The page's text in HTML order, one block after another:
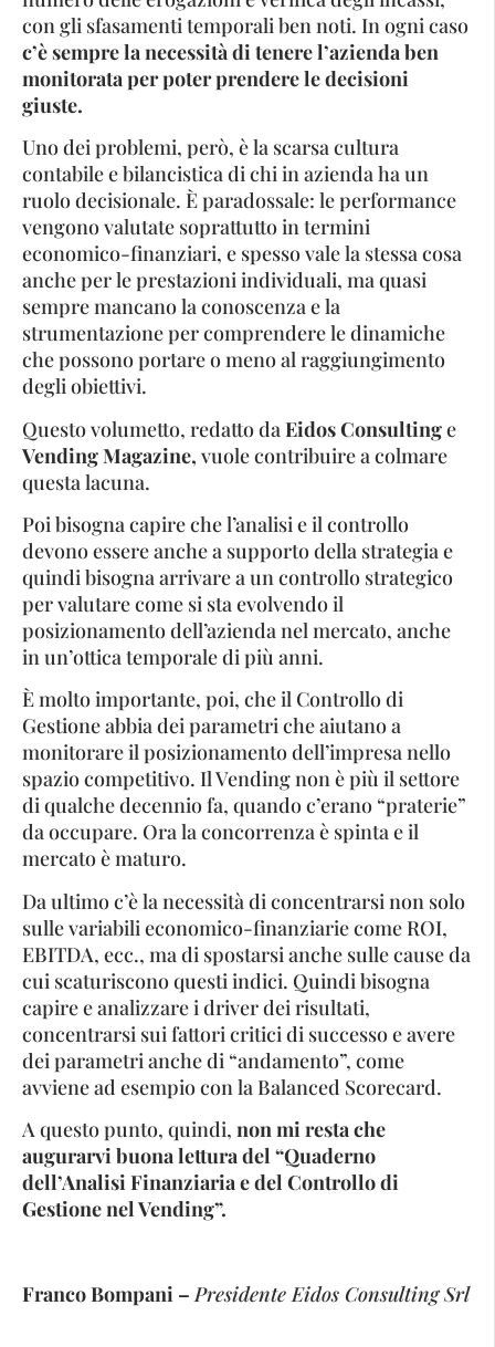
con gli sfasamenti temporali ben noti. In ogni caso
c’è sempre la necessità di tenere l’azienda ben
monitorata per poter prendere le decisioni
giuste.
Uno dei problemi, però, è la scarsa cultura
contabile e bilancistica di chi in azienda ha un
ruolo decisionale. È paradossale: le performance
vengono valutate soprattutto in termini
economico-finanziari, e spesso vale la stessa cosa
anche per le prestazioni individuali, ma quasi
sempre mancano la conoscenza e la
strumentazione per comprendere le dinamiche
che possono portare o meno al raggiungimento
degli obiettivi.
Questo volumetto, redatto da Eidos Consultinge
Vending Magazine, vuole contribuire a colmare
questa lacuna.
Poi bisogna capire che l’analisi e il controllo
devono essere anche a supporto della strategia e
quindi bisogna arrivare a un controllo strategico
per valutare come si sta evolvendo il
posizionamento dell’azienda nel mercato, anche
in un’ottica temporale di più anni.
È molto importante, poi, che il Controllo di
Gestione abbia dei parametri che aiutano a
monitorare il posizionamento dell’impresa nello
spazio competitivo. Il Vending non è più il settore
di qualche decennio fa, quando c’erano “praterie”
da occupare. Ora la concorrenza è spinta e il
mercato è maturo.
Da ultimo c’è la necessità di concentrarsi non solo
sulle variabili economico-finanziarie come ROI,
EBITDA, ecc., ma di spostarsi anche sulle cause da
cui scaturiscono questi indici. Quindi bisogna
capire e analizzare i driver dei risultati,
concentrarsi sui fattori critici di successo e avere
dei parametri anche di “andamento”, come
avviene ad esempio con la Balanced Scorecard.
A questo punto, quindi, non mi resta che
augurarvi buona lettura del “Quaderno
dell’Analisi Finanziaria e del Controllo di
Gestione nel Vending”.
Franco Bompani –Presidente Eidos Consulting Srl